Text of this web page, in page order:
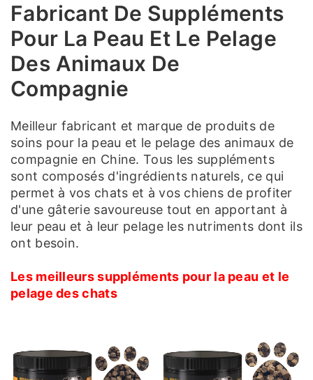
Fabricant De Suppléments
Pour La Peau Et Le Pelage
Des Animaux De
Compagnie
Meilleur fabricant et marque de produits de
soins pour la peau et le pelage des animaux de
compagnie en Chine. Tous les suppléments
sont composés d'ingrédients naturels, ce qui
permet à vos chats et à vos chiens de profiter
d'une gâterie savoureuse tout en apportant à
leur peau et à leur pelage les nutriments dont ils
ont besoin.
Les meilleurs suppléments pour la peau et le
pelage des chats